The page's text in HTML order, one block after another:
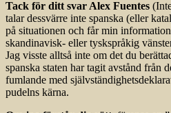
Tack för ditt svar Alex Fuentes
talar dessvärre inte spanska (eller
på situationen och får min
skandinavisk- eller tyskspråkig
Jag visste alltså inte om det du
spanska staten har tagit avstånd från
fumlande med
pudelns kärna.